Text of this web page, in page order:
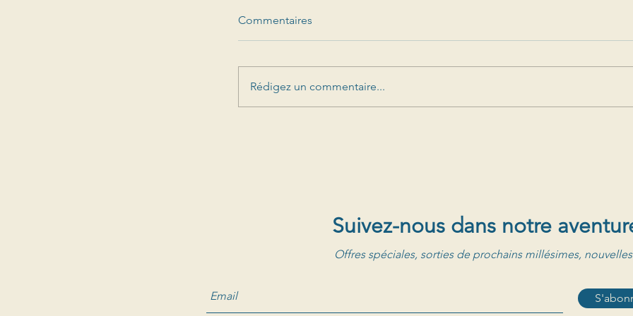
Commentaires
Rédigez un commentaire...
Suivez-nous dans notre
Offres spéciales, sorties de prochains millésimes, nouvelles